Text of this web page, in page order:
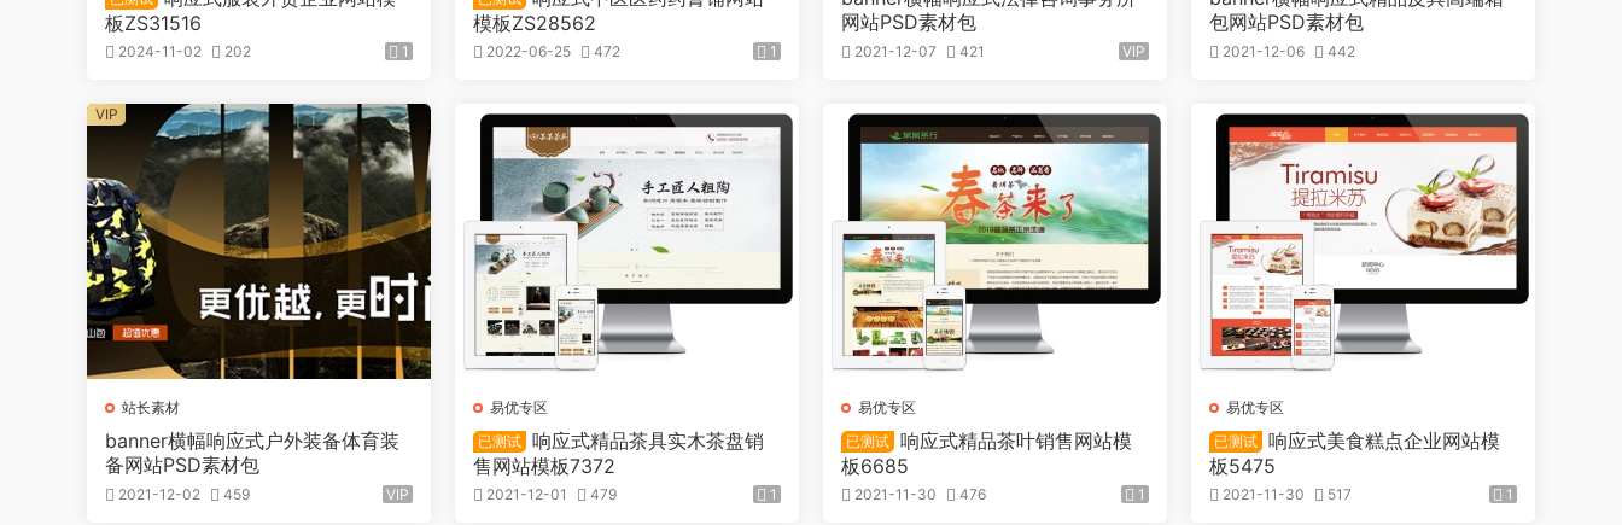
板ZS31516
2024-11-02 202 1
模板ZS28562
2022-06-25 472 1
网站PSD素材包
2021-12-07 421 VIP
包网站PSD素材包
2021-12-06 442
站长素材
banner横幅响应式户外装备体育装
备网站PSD素材包
2021-12-02 459 VIP
VIP
易优专区
已测试 响应式精品茶具实木茶盘销
售网站模板7372
2021-12-01 479 1
易优专区
已测试 响应式精品茶叶销售网站模
板6685
2021-11-30 476 1
易优专区
已测试 响应式美食糕点企业网站模
板5475
2021-11-30 517 1